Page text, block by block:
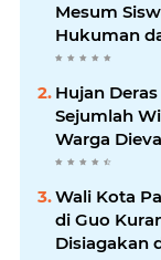
Mesum
Hukuman
Mengikuti
Hujan
Sejumlah
Warga
Waspada
Wali Kota
di Guo
Disiagakan